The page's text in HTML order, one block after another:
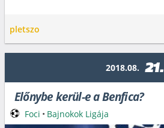
pletszo
2018.08. 21.
Előnybe kerül-e a Benfica?
Foci • Bajnokok Ligája